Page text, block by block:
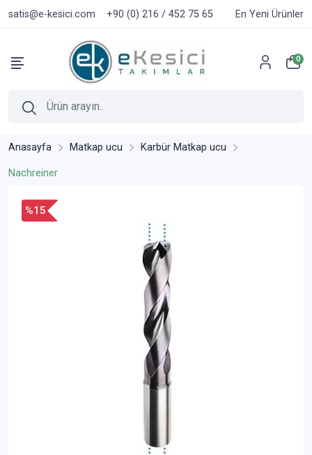
satis@e-kesici.com +90 (0) 216 / 452 75 65 En Yeni Ürünler
0
Anasayfa Matkap ucu Karbür Matkap ucu
Nachreiner
%15